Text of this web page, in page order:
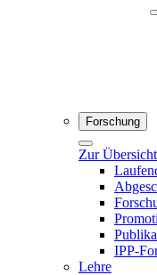
Forschung
Zur
IPP-
Lehre